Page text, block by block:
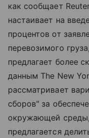
как сообщает
настаивает на
процентов от
перевозимого
предлагает более
данным The New
рассматривает
сборов" за
окружающей
предлагается